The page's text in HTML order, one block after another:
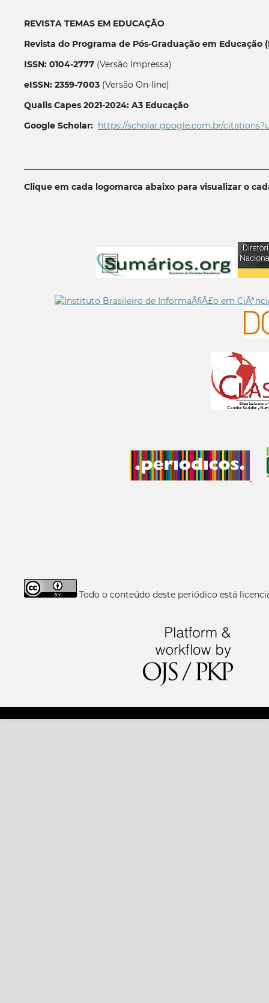
REVISTA TEMAS EM EDUCAÇÃO
Revista do Programa de Pós-Graduação em Educação
ISSN: 0104-2777(Versão Impressa)
eISSN: 2359-7003(Versão On-line)
Qualis Capes 2021-2024: A3 Educação
Google Scholar: https://scholar.google.com.br/
Clique em cada logomarca abaixo para visualizar o
Todo o conteúdo deste periódico está